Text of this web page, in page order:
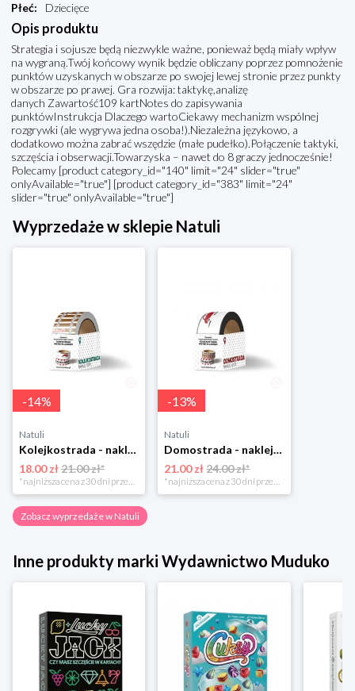
Płeć: Dziecięce
Opis produktu
Strategia i sojusze będą niezwykle ważne, ponieważ będą miały wpływ
na wygraną.Twój końcowy wynik będzie obliczany poprzez pomnożenie
punktów uzyskanych w obszarze po swojej lewej stronie przez punkty
w obszarze po prawej. Gra rozwija: taktykę,analizę
danych Zawartość109 kartNotes do zapisywania
punktówInstrukcja Dlaczego wartoCiekawy mechanizm wspólnej
rozgrywki (ale wygrywa jedna osoba!).Niezależna językowo, a
dodatkowo można zabrać wszędzie (małe pudełko).Połączenie taktyki,
szczęścia i obserwacji.Towarzyska – nawet do 8 graczy jednocześnie!
Polecamy [product category_id="140" limit="24" slider="true"
onlyAvailable="true"] [product category_id="383" limit="24"
slider="true" onlyAvailable="true"]
Wyprzedaże w sklepie Natuli
-14%
Natuli
Kolejkostrada - naklejaj tory Zuzutoys
18.00 zł21.00 zł*
*najniższa cena z 30 dni przed obniżką
-13%
Natuli
Domostrada - naklejaj ulice Zuzutoys
21.00 zł 24.00 zł*
*najniższa cena z 30 dni przed obniżką
Zobacz wyprzedaże w Natuli
Inne produkty marki Wydawnictwo Muduko